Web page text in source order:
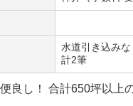
水道引き込みな
計2筆
良し！ 合計650坪以上